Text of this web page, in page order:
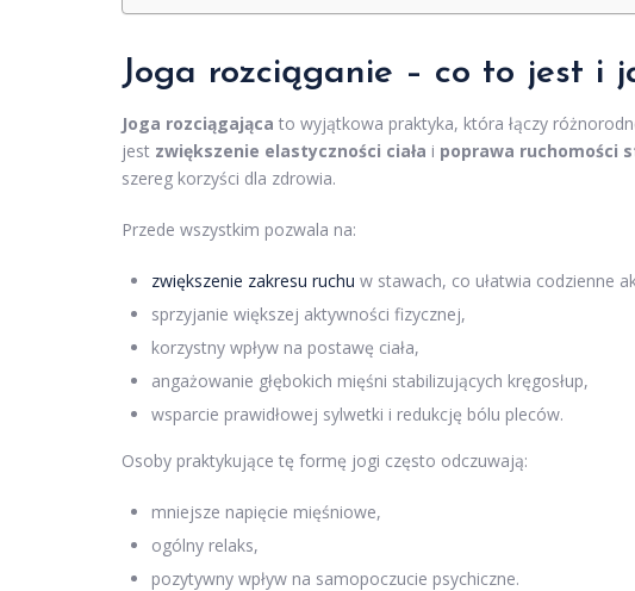
Joga rozciąganie – co to jest i
Joga rozciągająca to wyjątkowa praktyka, która łączy
jest zwiększenie elastyczności ciała i poprawa ruchomości
szereg korzyści dla zdrowia.
Przede wszystkim pozwala na:
zwiększenie zakresu ruchu w stawach, co ułatwia codzienne
sprzyjanie większej aktywności fizycznej,
korzystny wpływ na postawę ciała,
angażowanie głębokich mięśni stabilizujących kręgosłup,
wsparcie prawidłowej sylwetki i redukcję bólu pleców.
Osoby praktykujące tę formę jogi często odczuwają:
mniejsze napięcie mięśniowe,
ogólny relaks,
pozytywny wpływ na samopoczucie psychiczne.